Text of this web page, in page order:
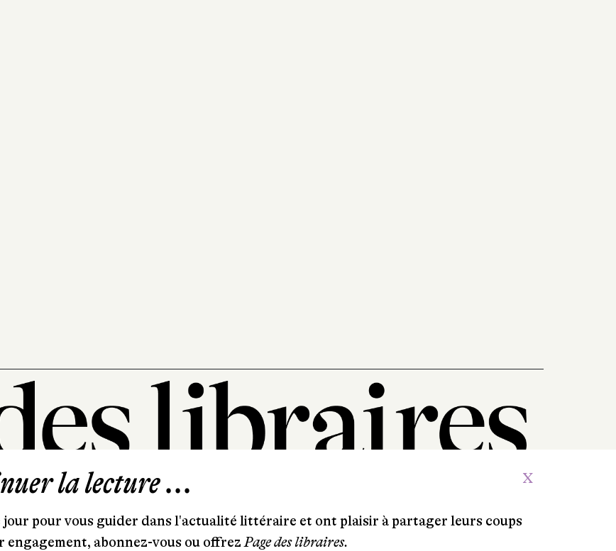
101, rue Saint-Lazare
T. 01 44 41 97 20
la lecture ... X
pour vous guider dans l'actualité littéraire et ont plaisir à partager leurs coups
abonnez-vous ou offrezPage des libraires.